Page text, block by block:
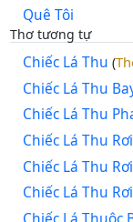
Quê Tôi
Thơ tương tự
Chiếc Lá Thu (
Chiếc Lá Thu
Chiếc Lá Thu
Chiếc Lá Thu Rơi
Chiếc Lá Thu Rơi
Chiếc Lá Thu